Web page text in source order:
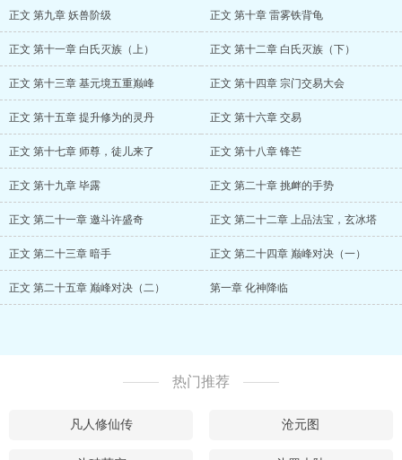
正文 第九章 妖兽阶级 正文 第十章 雷雾铁背龟
正文 第十一章 白氏灭族（上） 正文 第十二章 白氏灭族（下）
正文 第十三章 基元境五重巅峰 正文 第十四章 宗门交易大会
正文 第十五章 提升修为的灵丹 正文 第十六章 交易
正文 第十七章 师尊，徒儿来了 正文 第十八章 锋芒
正文 第十九章 毕露 正文 第二十章 挑衅的手势
正文 第二十一章 邀斗许盛奇 正文 第二十二章 上品法宝，玄冰塔
正文 第二十三章 暗手 正文 第二十四章 巅峰对决（一）
正文 第二十五章 巅峰对决（二） 第一章 化神降临
热门推荐
凡人修仙传 沧元图